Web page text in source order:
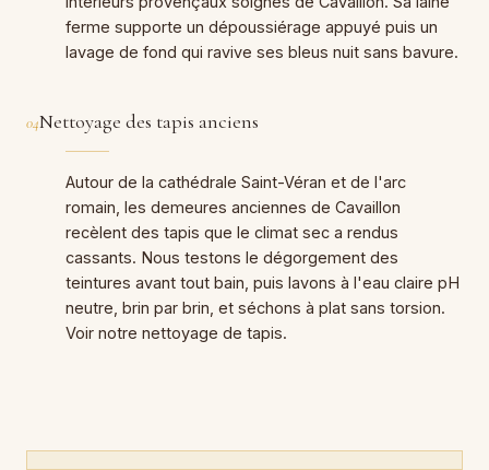
ferme supporte un dépoussiérage appuyé puis un
lavage de fond qui ravive ses bleus nuit sans bavure.
04Nettoyage des tapis anciens
Autour de la cathédrale Saint-Véran et de l'arc
romain, les demeures anciennes de Cavaillon
recèlent des tapis que le climat sec a rendus
cassants. Nous testons le dégorgement des
teintures avant tout bain, puis lavons à l'eau claire pH
neutre, brin par brin, et séchons à plat sans torsion.
Voir notre nettoyage de tapis.